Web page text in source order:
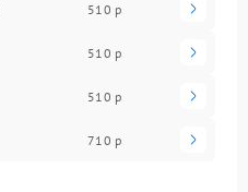
510 р
510 р
510 р
710 р